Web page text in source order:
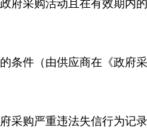
府采购活动且在有效期内
条件（由供应商在《政
采购严重违法失信行为记